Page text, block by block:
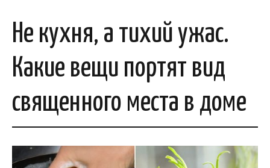
Не кухня, а тихий ужас.
Какие вещи портят вид
священного места в доме